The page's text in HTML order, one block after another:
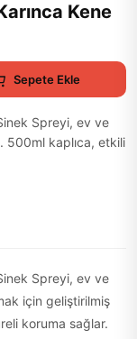
Kene
Sepete Ekle
Spreyi, ev ve
500ml kaplıca, etkili
Spreyi, ev ve
için geliştirilmiş
koruma sağlar.